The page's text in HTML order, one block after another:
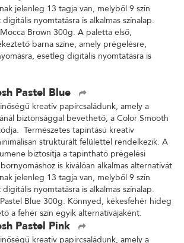
jelenleg 13 tagja van, melyből 9 szín
nyomtatásra is alkalmas színalap.
Brown 300g. A paletta első,
barna színe, amely prégelésre,
esetleg digitális nyomtatásra is
Pastel Blue
kreatív papírcsaládunk, amely a
biztonsággal bevethető, a Color Smooth
Természetes tapintású kreatív
strukturált felülettel rendelkezik. A
biztosítja a tapintható prégelési
is kiválóan alkalmas alternatívát
jelenleg 13 tagja van, melyből 9 szín
nyomtatásra is alkalmas színalap.
Blue 300g. Könnyed, kékesfehér hideg
a fehér szín egyik alternatívájaként.
Pastel Pink
kreatív papírcsaládunk, amely a